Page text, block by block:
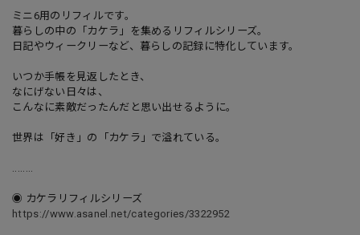
ミニ6用のリフィルです。
暮らしの中の「カケラ」を集めるリフィルシリーズ。
日記やウィークリーなど、暮らしの記録に特化しています。
いつか手帳を見返したとき、
なにげない日々は、
こんなに素敵だったんだと思い出せるように。
世界は「好き」の「カケラ」で溢れている。
........
◉ カケラリフィルシリーズ
https://www.asanel.net/categories/3322952